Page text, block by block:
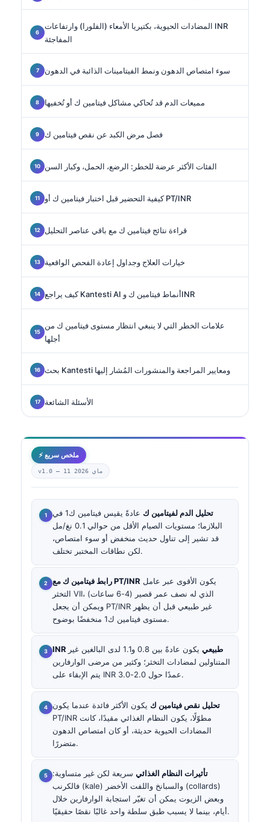
المضادات الحيوية، بكتيريا الأمعاء (الفلورا) وارتفاعات INR
المفاجئة
سوء امتصاص الدهون ونمط الفيتامينات الذائبة في الدهون
مميعات الدم قد تُحاكي مشاكل فيتامين ك أو تُخفيها
فصل مرض الكبد عن نقص فيتامين ك
الفئات الأكثر عرضة للخطر: الرضع، الحمل، وكبار السن
كيفية التحضير قبل اختبار فيتامين ك أو PT/INR
قراءة نتائج فيتامين ك مع باقي عناصر التحليل
خيارات العلاج وجداول إعادة الفحص الواقعية
كيف يراجع Kantesti AI أنماط فيتامين ك وINR
علامات الخطر التي لا ينبغي انتظار مستوى فيتامين ك من
أجلها
بحث Kantesti ومعايير المراجعة والمنشورات المُشار إليها
الأسئلة الشائعة
⚡ ملخص سريع
v1.0 — 11 ماي 2026
تحليل الدم لفيتامين ك
عادةً يقيس فيتامين ك1 في
البلازما؛ مستويات الصيام الأقل من حوالي 0.1 نغ/مل
قد تشير إلى تناول حديث منخفض أو سوء امتصاص،
لكن نطاقات المختبر تختلف.
رابط فيتامين ك مع PT/INR
التخثر VII، الذي له نصف عمر قصير (4-6 ساعات)
ويمكن أن يجعل PT/INR غير طبيعي قبل أن يظهر
مستوى فيتامين ك1 منخفضًا بوضوح.
INR طبيعي
يكون عادةً بين 0.8 و1.1 لدى البالغين غير
المتناولين لمضادات التخثر؛ وكثير من مرضى الوارفارين
يتم الإبقاء على INR عمدًا حول 2.0-3.0.
تحليل نقص فيتامين ك يكون الأكثر فائدة عندما يكون
PT/INR مطوّلًا، يكون النظام الغذائي مقيدًا، كانت
المضادات الحيوية حديثة، أو كان امتصاص الدهون
متضررًا.
تأثيرات النظام الغذائي سريعة لكن غير متساوية:
فالكرنب (kale) والسبانخ واللفت الأخضر (collards)
وبعض الزيوت يمكن أن تغيّر استجابة الوارفارين خلال
أيام، بينما لا يسبب طبق سلطة واحد غالبًا نقصًا حقيقيًا.